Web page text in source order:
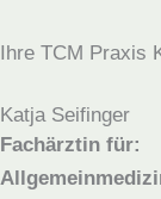
Ihre TCM Praxis
Katja Seifinger
Fachärztin für: